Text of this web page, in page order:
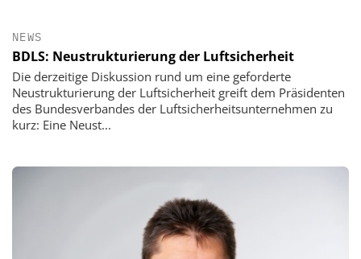
NEWS
BDLS: Neustrukturierung der Luftsicherheit
Die derzeitige Diskussion rund um eine geforderte
Neustrukturierung der Luftsicherheit greift dem Präsidenten
des Bundesverbandes der Luftsicherheitsunternehmen zu
kurz: Eine Neust...